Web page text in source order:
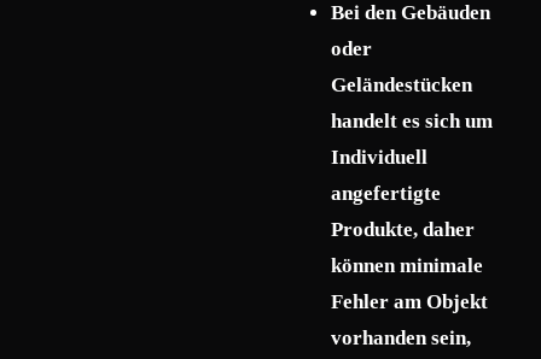
Bei den Gebäuden
oder
Geländestücken
handelt es sich um
Individuell
angefertigte
Produkte, daher
können minimale
Fehler am Objekt
vorhanden sein,